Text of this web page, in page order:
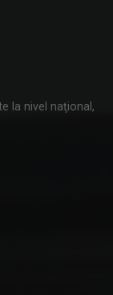
la nivel naţional,